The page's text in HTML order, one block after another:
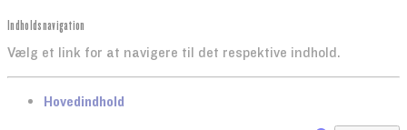
Indholdsnavigation
Vælg et link for at navigere til det respektive indhold.
gå til
Hovedindhold